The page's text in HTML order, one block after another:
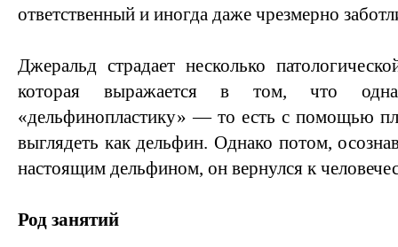
ответственный и иногда даже чрезмерно
Джеральд страдает несколько
которая выражается в том, что
«дельфинопластику» — то есть с помощью
выглядеть как дельфин. Однако потом,
настоящим дельфином, он вернулся к
Род занятий